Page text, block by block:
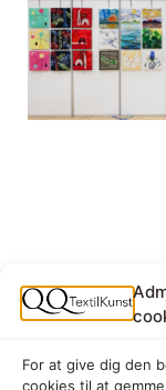
For at give dig den
cookies til at